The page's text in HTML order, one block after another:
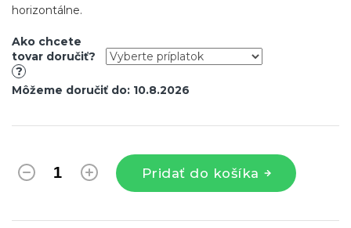
Ako chcete
tovar doručiť?
?
Môžeme doručiť do: 10.8.2026
Pridať do košíka
horizontálne.